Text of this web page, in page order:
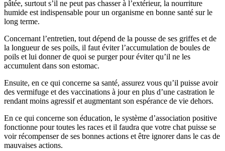
pâtée, surtout s’il ne peut pas chasser à l’extérieur, la nourriture
humide est indispensable pour un organisme en bonne santé sur le
long terme.
Concernant l’entretien, tout dépend de la pousse de ses griffes et de
la longueur de ses poils, il faut éviter l’accumulation de boules de
poils et lui donner de quoi se purger pour éviter qu’il ne les
accumulent dans son estomac.
Ensuite, en ce qui concerne sa santé, assurez vous qu’il puisse avoir
des vermifuge et des vaccinations à jour en plus d’une castration le
rendant moins agressif et augmentant son espérance de vie dehors.
En ce qui concerne son éducation, le système d’association positive
fonctionne pour toutes les races et il faudra que votre chat puisse se
voir récompenser de ses bonnes actions et être ignorer dans le cas de
mauvaises actions.